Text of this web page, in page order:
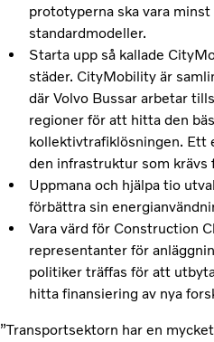
prototyperna ska vara
standardmodeller.
Starta upp så kallade
städer. CityMobility är
där Volvo Bussar arbetar
regioner för att hitta den
kollektivtrafiklösningen. Ett
den infrastruktur som krävs
Uppmana och hjälpa tio
förbättra sin
Vara värd för Construction
representanter för
politiker träffas för att
hitta finansiering av nya
”Transportsektorn har en